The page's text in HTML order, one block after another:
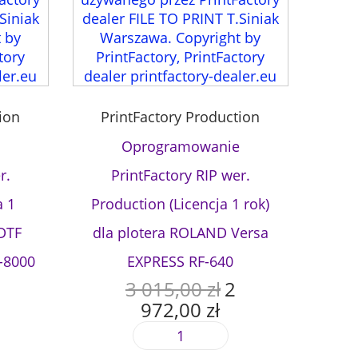
1
PrintFactory Production
Oprogramowanie
PrintFactory RIP wer.
Production (Licencja 1 rok)
dla plotera ROLAND Versa
EXPRESS RF-640
3 015,00zł P
2
972,00 złA
i